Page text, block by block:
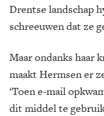
Drentse landschap
schreeuwen dat ze
Maar ondanks haar
maakt Hermsen er
‘Toen e-mail
dit middel te